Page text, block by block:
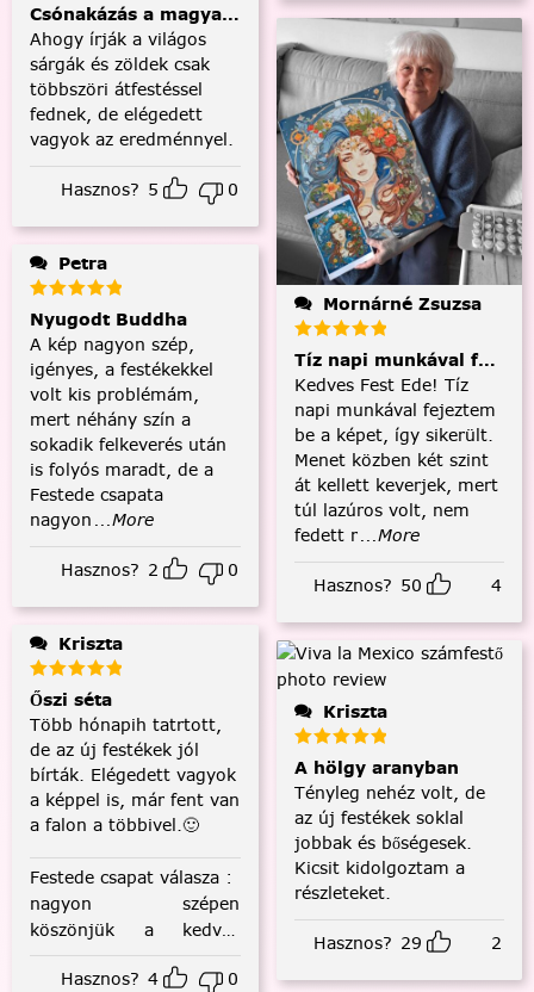
Csónakázás a magyar tengeren
Ahogy írják a világos
sárgák és zöldek csak
többszöri átfestéssel
fednek, de elégedett
vagyok az eredménnyel.
Hasznos? 5 0
Petra
Nyugodt Buddha
A kép nagyon szép,
igényes, a festékekkel
volt kis problémám,
mert néhány szín a
sokadik felkeverés után
is folyós maradt, de a
Festede csapata
nagyon ...More
Hasznos? 2 0
Kriszta
Őszi séta
Több hónapih tatrtott,
de az új festékek jól
bírták. Elégedett vagyok
a képpel is, már fent van
a falon a többivel.🙂
Festede csapat válasza :
nagyon szépen
köszönjük a kedves
visszajelzést! :)
Hasznos? 4 0
Mornárné Zsuzsa
Tíz napi munkával
Kedves Fest Ede! Tíz
napi munkával fejeztem
be a képet, így sikerült.
Menet közben két szint
át kellett keverjek, mert
túl lazúros volt, nem
fedett r...More
Hasznos? 50 4
Kriszta
A hölgy aranyban
Tényleg nehéz volt, de
az új festékek soklal
jobbak és bőségesek.
Kicsit kidolgoztam a
részleteket.
Hasznos? 29 2